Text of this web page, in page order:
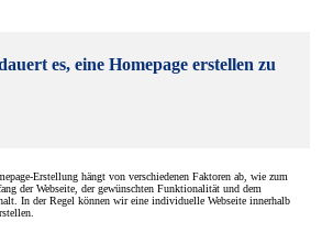
es, eine Homepage erstellen zu
Erstellung hängt von verschiedenen Faktoren ab, wie zum
der Webseite, der gewünschten Funktionalität und dem
In der Regel können wir eine individuelle Webseite innerhalb